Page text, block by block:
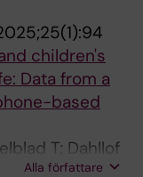
children's
Data from a
based
T; Dahllof
Alla författare